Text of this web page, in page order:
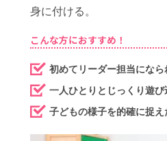
身に付ける。
こんな方におすすめ！
初めてリーダー担当にな
一人ひとりとじっくり遊
子どもの様子を的確に捉